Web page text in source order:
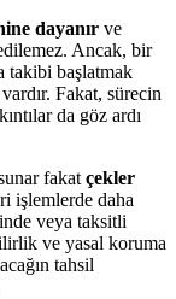
dayanır ve
Ancak, bir
takibi başlatmak
Fakat, sürecin
da göz ardı
fakat çekler
işlemlerde daha
veya taksitli
ve yasal koruma
tahsil